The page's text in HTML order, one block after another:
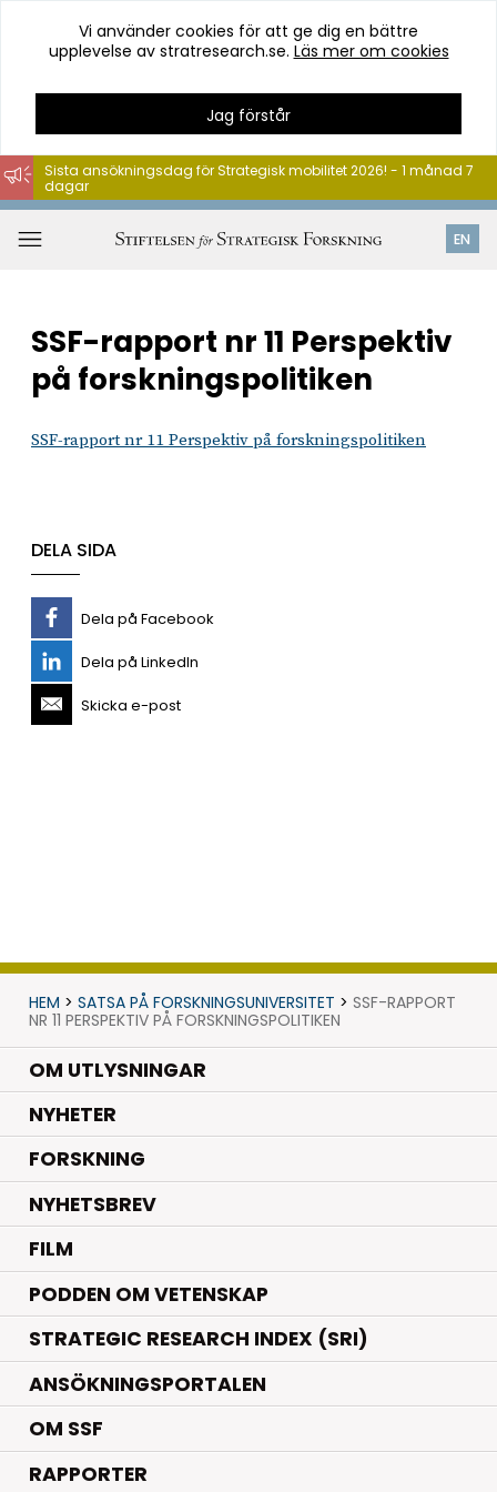
Hoppa
till
innehåll
Vi använder cookies för att ge dig en bättre
upplevelse av stratresearch.se. Läs mer om cookies
Jag förstår
EN
Sista ansökningsdag för Strategisk mobilitet 2026! - 1 månad 7
dagar
SSF-rapport nr 11 Perspektiv
på forskningspolitiken
SSF-rapport nr 11 Perspektiv på forskningspolitiken
DELA SIDA
Dela på Facebook
Dela på LinkedIn
Skicka e-post
HEM > SATSA PÅ FORSKNINGSUNIVERSITET > SSF-RAPPORT
NR 11 PERSPEKTIV PÅ FORSKNINGSPOLITIKEN
OM UTLYSNINGAR
NYHETER.
FORSKNING.
NYHETSBREV
FILM
PODDEN OM VETENSKAP
STRATEGIC RESEARCH INDEX (SRI)
ANSÖKNINGSPORTALEN
OM SSF
RAPPORTER